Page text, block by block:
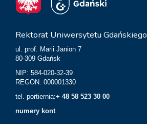
Rektorat Uniwersytetu Gdańskiego
ul. prof. Marii Janion 7
80-309 Gdańsk
NIP: 584-020-32-39
REGON: 000001330
tel. portiernia:+ 48 58 523 30 00
numery kont